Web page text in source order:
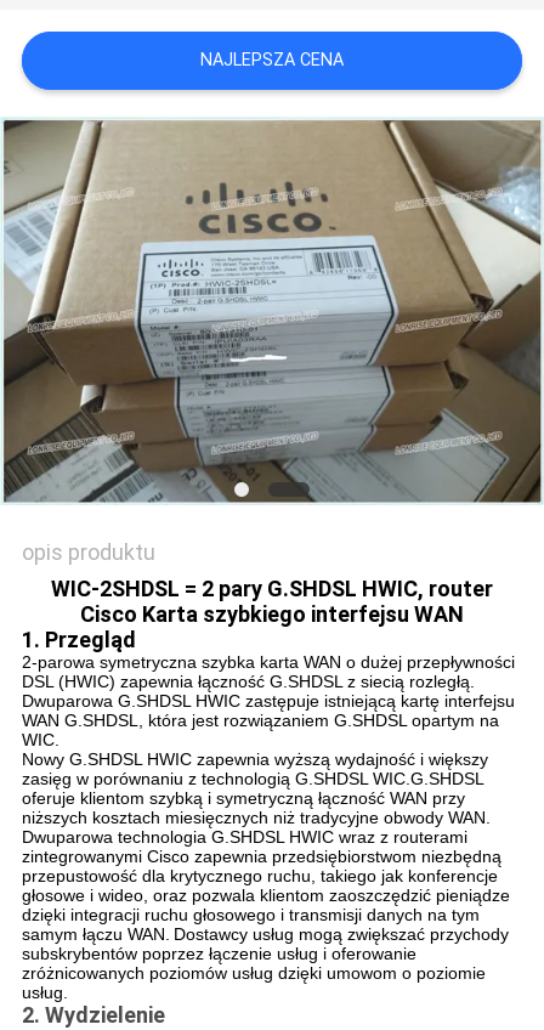
NOWOŚCI
SPRAWY
SITEMAP
POLITYKA
PRYWATNOŚCI
NAJLEPSZA CENA
opis produktu
WIC-2SHDSL = 2 pary G.SHDSL HWIC, router
Cisco Karta szybkiego interfejsu WAN
1. Przegląd
2-parowa symetryczna szybka karta WAN o dużej przepływności
DSL (HWIC) zapewnia łączność G.SHDSL z siecią rozległą.
Dwuparowa G.SHDSL HWIC zastępuje istniejącą kartę interfejsu
WAN G.SHDSL, która jest rozwiązaniem G.SHDSL opartym na
WIC.
Nowy G.SHDSL HWIC zapewnia wyższą wydajność i większy
zasięg w porównaniu z technologią G.SHDSL WIC.G.SHDSL
oferuje klientom szybką i symetryczną łączność WAN przy
niższych kosztach miesięcznych niż tradycyjne obwody WAN.
Dwuparowa technologia G.SHDSL HWIC wraz z routerami
zintegrowanymi Cisco zapewnia przedsiębiorstwom niezbędną
przepustowość dla krytycznego ruchu, takiego jak konferencje
głosowe i wideo, oraz pozwala klientom zaoszczędzić pieniądze
dzięki integracji ruchu głosowego i transmisji danych na tym
samym łączu WAN. Dostawcy usług mogą zwiększać przychody
subskrybentów poprzez łączenie usług i oferowanie
zróżnicowanych poziomów usług dzięki umowom o poziomie
usług.
2. Wydzielenie